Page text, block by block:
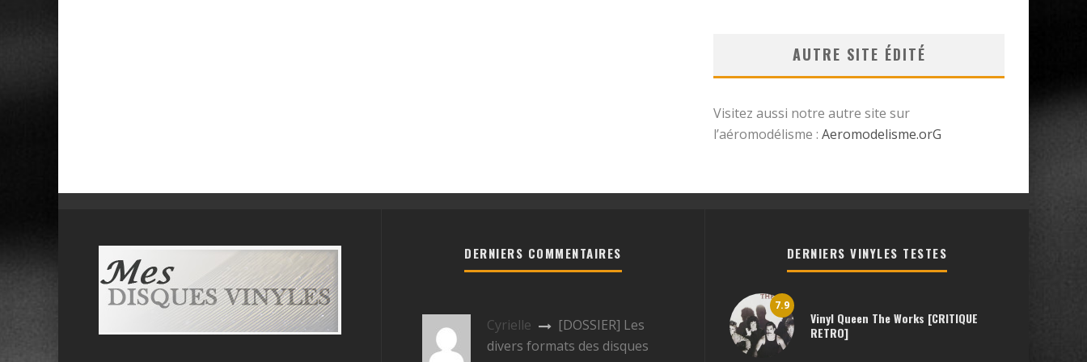
AUTRE SITE ÉDITÉ
Visitez aussi notre autre site sur
l’aéromodélisme : Aeromodelisme.orG
DERNIERS COMMENTAIRES
Cyrielle
[DOSSIER] Les
divers formats des disques
DERNIERS VINYLES TESTES
7.9
Vinyl Queen The Works [CRITIQUE
RETRO]